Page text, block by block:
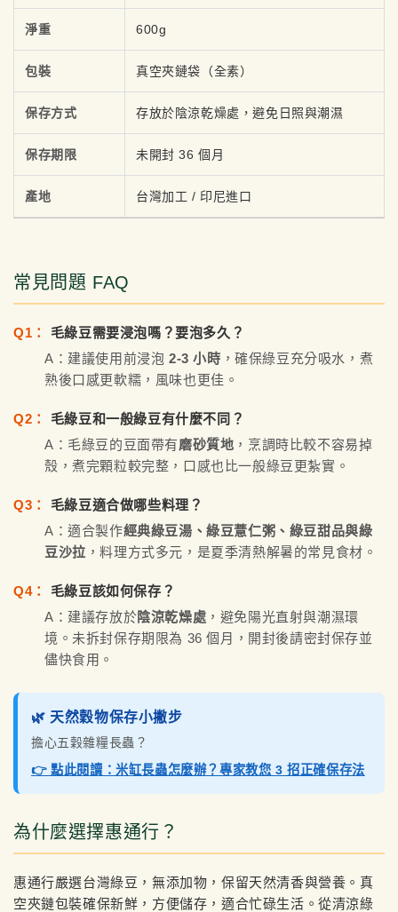
淨重 600g
包裝 真空夾鏈袋（全素）
保存方式 存放於陰涼乾燥處，避免日照與潮濕
保存期限 未開封 36 個月
產地 台灣加工 / 印尼進口
常見問題 FAQ
Q1：
毛綠豆需要浸泡嗎？要泡多久？
A：建議使用前浸泡 2-3 小時 ，確保綠豆充分吸水，煮
熟後口感更軟糯，風味也更佳。
Q2：
毛綠豆和一般綠豆有什麼不同？
A：毛綠豆的豆面帶有磨砂質地 ，烹調時比較不容易掉
殼，煮完顆粒較完整，口感也比一般綠豆更紮實。
Q3：
毛綠豆適合做哪些料理？
A：適合製作經典綠豆湯、綠豆薏仁粥、綠豆甜品與綠
豆沙拉 ，料理方式多元，是夏季清熱解暑的常見食材。
Q4：
毛綠豆該如何保存？
A：建議存放於陰涼乾燥處 ，避免陽光直射與潮濕環
境。未拆封保存期限為 36 個月，開封後請密封保存並
儘快食用。
🌿 天然穀物保存小撇步
擔心五穀雜糧長蟲？
👉 點此閱讀：米缸長蟲怎麼辦？專家教您 3 招正確保存法
為什麼選擇惠通行？
惠通行嚴選台灣綠豆，無添加物，保留天然清香與營養。真
空夾鏈包裝確保新鮮，方便儲存，適合忙碌生活。從清涼綠